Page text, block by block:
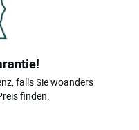
falls Sie woanders
finden.